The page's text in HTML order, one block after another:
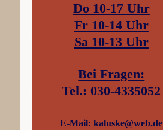
Do 10-17 Uhr
Fr 10-14 Uhr
Sa 10-13 Uhr
Bei Fragen:
Tel.: 030-4335052
E-Mail: kaluske@web.de